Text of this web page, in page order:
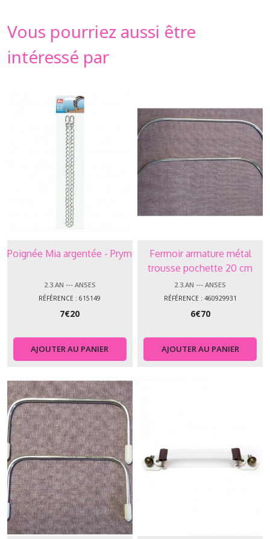
Vous pourriez aussi être
intéressé par
Poignée Mia argentée - Prym
2.3.AN --- ANSES
RÉFÉRENCE : 615149
7€20
AJOUTER AU PANIER
Fermoir armature métal
trousse pochette 20 cm
2.3.AN --- ANSES
RÉFÉRENCE : 460929931
6€70
AJOUTER AU PANIER